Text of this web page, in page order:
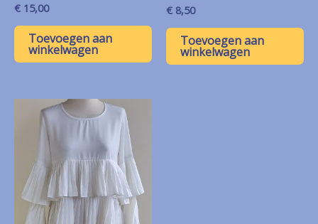
€ 15,00
Toevoegen aan
winkelwagen
€ 8,50
Toevoegen aan
winkelwagen